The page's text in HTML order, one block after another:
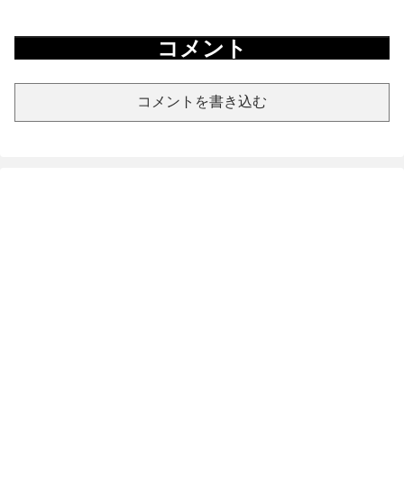
コメント
コメントを書き込む